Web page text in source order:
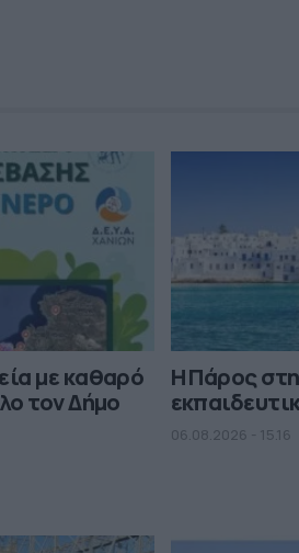
με καθαρό
τον Δήμο
Η Πάρος
06.08.2026 - 15.16